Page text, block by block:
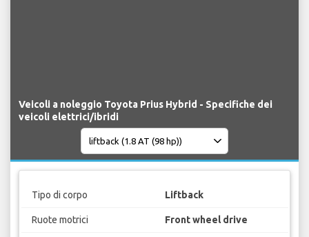
Veicoli a noleggio Toyota Prius Hybrid - Specifiche dei
veicoli elettrici/ibridi
Tipo di corpo Liftback
Ruote motrici Front wheel drive